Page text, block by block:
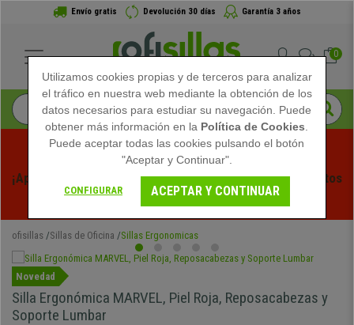
Envío gratis Devolución 30 días Garantía 3 años
0
¡Aprovecha las Rebajas de Verano en Ofisillas! Descuentos
Exclusivos por Tiempo Limitado - Ver Promo
ofisillas Sillas de Oficina Sillas Ergonomicas
Novedad
Silla Ergonómica MARVEL, Piel Roja, Reposacabezas y
Soporte Lumbar
Utilizamos cookies propias y de terceros para analizar
el tráfico en nuestra web mediante la obtención de los
datos necesarios para estudiar su navegación. Puede
obtener más información en la Política de Cookies
Puede aceptar todas las cookies pulsando el botón
"Aceptar y Continuar".
CONFIGURAR ACEPTAR Y CONTINUAR